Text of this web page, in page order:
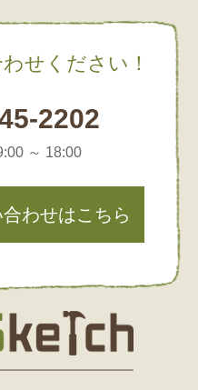
せください！
2202
～ 18:00
わせはこちら